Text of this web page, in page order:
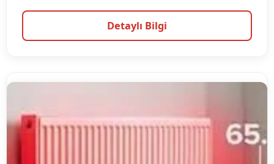
Detaylı Bilgi